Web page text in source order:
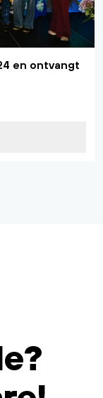
en ontvangt